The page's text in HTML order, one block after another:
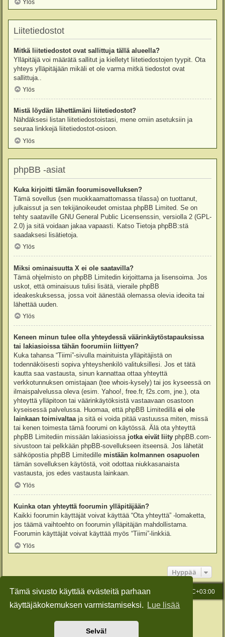
Tämä sivusto käyttää evästeitä parhaan
käyttäjäkokemuksen varmistamiseksi.
Lue lisää
Selvä!
Ylös
Liitetiedostot
Mitkä liitetiedostot ovat sallittuja tällä alueella?
Ylläpitäjä voi määrätä sallitut ja kielletyt liitetiedostojen tyypit. Ota
yhteys ylläpitäjään mikäli et ole varma mitkä tiedostot ovat
sallittuja..
Ylös
Mistä löydän lähettämäni liitetiedostot?
Nähdäksesi listan liitetiedostoistasi, mene omiin asetuksiin ja
seuraa linkkejä liitetiedostot-osioon.
Ylös
phpBB -asiat
Kuka kirjoitti tämän foorumisovelluksen?
Tämä sovellus (sen muokkaamattomassa tilassa) on tuottanut,
julkaissut ja sen tekijänoikeudet omistaa phpBB Limited . Se on
tehty saataville GNU General Public Licensenssin, versiolla 2 (GPL-
2.0) ja sitä voidaan jakaa vapaasti. Katso Tietoja phpBB:stä
saadaksesi lisätietoja.
Ylös
Miksi ominaisuutta X ei ole saatavilla?
Tämä ohjelmisto on phpBB Limitedin kirjoittama ja lisensoima. Jos
uskot, että ominaisuus tulisi lisätä, vieraile phpBB
ideakeskuksessa , jossa voit äänestää olemassa olevia ideoita tai
lähettää uuden.
Ylös
Keneen minun tulee olla yhteydessä väärinkäytöstapauksissa
tai lakiasioissa tähän foorumiin liittyen?
Kuka tahansa “Tiimi”-sivulla mainituista ylläpitäjistä on
todennäköisesti sopiva yhteyshenkilö valituksillesi. Jos et tätä
kautta saa vastausta, sinun kannattaa ottaa yhteyttä
verkkotunnuksen omistajaan (tee whois-kysely) tai jos kyseessä on
ilmaispalvelussa oleva (esim. Yahoo!, free.fr, f2s.com, jne.), ota
yhteyttä ylläpitoon tai väärinkäytöksistä vastaavaan osastoon
kyseisessä palvelussa. Huomaa, että phpBB Limitedillä ei ole
lainkaan toimivaltaaja sitä ei voida pitää vastuussa miten, missä
tai kenen toimesta tämä foorumi on käytössä. Älä ota yhteyttä
phpBB Limitediin missään lakiasioissa jotka eivät liity phpBB.com-
sivustoon tai pelkkään phpBB-sovellukseen itseensä. Jos lähetät
sähköpostia phpBB Limitedille mistään kolmannen osapuolen
tämän sovelluksen käytöstä, voit odottaa niukkasanaista
vastausta, jos edes vastausta lainkaan.
Ylös
Kuinka otan yhteyttä foorumin ylläpitäjään?
Kaikki foorumin käyttäjät voivat käyttää “Ota yhteyttä” -lomaketta,
jos täämä vaihtoehto on foorumin ylläpitäjän mahdollistama.
Foorumin käyttäjät voivat käyttää myös “Tiimi”-linkkiä.
Ylös
Hyppää
Etusivu Kaikki ajat ovat UTC+03:00
Viesti Ylläpidolle
Keskustelufoorumin ohjelmistophpBB® Forum Software © phpBB Limited